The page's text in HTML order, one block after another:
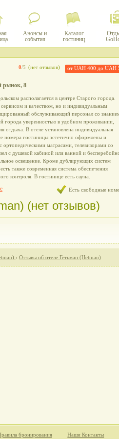
Анонсы и
события
Каталог
гостиниц
0/5 (нет отзывов) от UAH 400 до UAH
рынок, 8
располагается в центре Старого города.
и качеством, но и индивидуальным
обслуживающий персонал со
города уверенностью в удобном проживании,
В отеле установлена индивидуальная
номера гостиницы эстетично оформлены и
ортопедическими матрасами, телевизорами со
с душевой кабиной или ванной и
освещение. Кроме дублирующих систем
также современная система обеспечения
контроля. В гостинице есть сауна.
Есть свободные
(нет отзывов)
› Отзывы об отеле Гетьман (Hetman)
бронирования Наши Контакты